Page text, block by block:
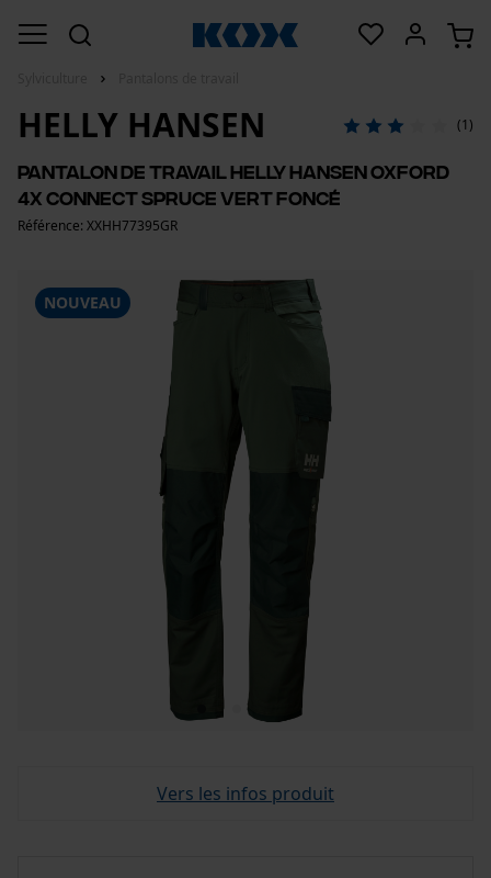
NOUVEAU
HELLY HANSEN (1)
Pantalon de travail Helly Hansen Oxford
4X Connect spruce vert foncé
Référence: XXHH77395GR
Vers les infos produit